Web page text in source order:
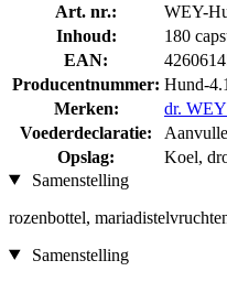
Art. nr.:
WEY-
Inhoud:
180
EAN:
Producentnummer: Hund-4.1
Merken:
dr.
Voederdeclaratie:
Opslag:
Koel,
Samenstelling
rozenbottel,
Samenstelling